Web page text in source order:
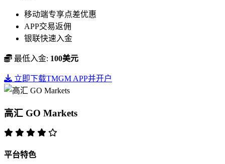
移动端专享点差优惠
APP交易返佣
银联快速入金
最低入金: 100美元
立即下载TMGM APP并开户
高汇 GO Markets
平台特色